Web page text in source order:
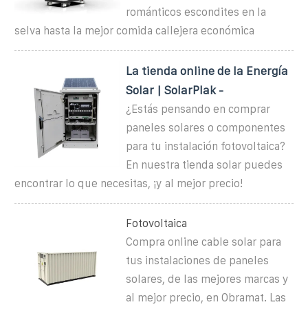
románticos escondites en la
selva hasta la mejor comida callejera económica
La tienda online de la Energía
Solar | SolarPlak -
¿Estás pensando en comprar
paneles solares o componentes
para tu instalación fotovoltaica?
En nuestra tienda solar puedes
encontrar lo que necesitas, ¡y al mejor precio!
Fotovoltaica
Compra online cable solar para
tus instalaciones de paneles
solares, de las mejores marcas y
al mejor precio, en Obramat. Las